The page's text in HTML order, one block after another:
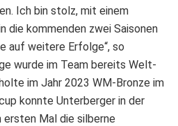
Ich bin stolz, mit einem
die kommenden zwei Saisonen
auf weitere Erfolge“, so
wurde im Team bereits Welt-
im Jahr 2023 WM-Bronze im
konnte Unterberger in der
ersten Mal die silberne